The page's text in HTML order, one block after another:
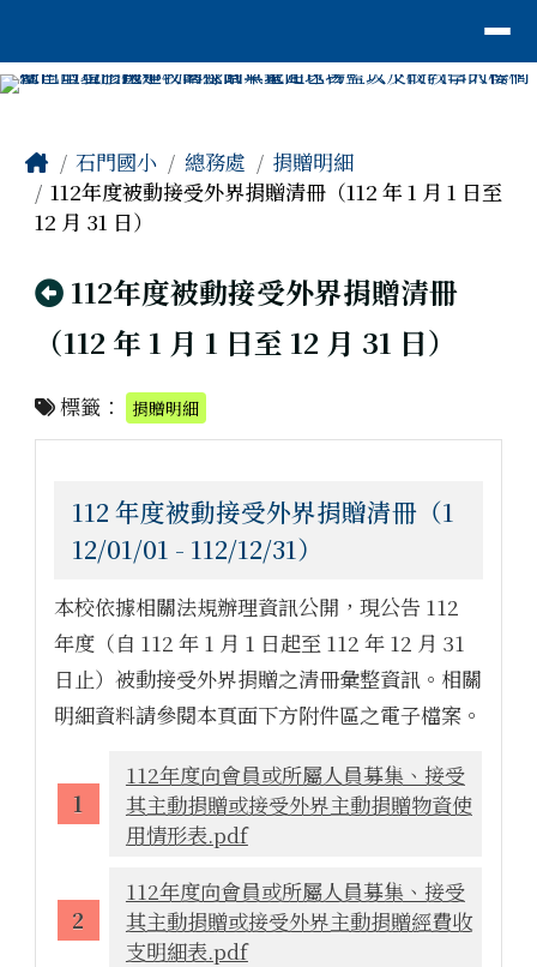
Home石門國小 總務處
捐贈明細
112年度被動接受外界捐贈清冊（112 年 1 月 1 日至
12 月 31 日）
回上頁
112年度被動接受外界捐贈清冊
（112 年 1 月 1 日至 12 月 31 日）
標籤： 捐贈明細
112 年度被動接受外界捐贈清冊（1
12/01/01 - 112/12/31）
本校依據相關法規辦理資訊公開，現公告 112
年度（自 112 年 1 月 1 日起至 112 年 12 月 31
日止）被動接受外界捐贈之清冊彙整資訊。相關
明細資料請參閱本頁面下方附件區之電子檔案。
112年度向會員或所屬人員募集、接受
其主動捐贈或接受外界主動捐贈物資使
用情形表.pdf
112年度向會員或所屬人員募集、接受
其主動捐贈或接受外界主動捐贈經費收
支明細表.pdf